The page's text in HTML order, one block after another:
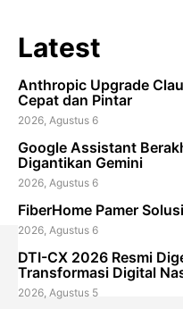
Latest
Anthropic Upgrade
Cepat dan Pintar
2026, Agustus 6
Google Assistant
Digantikan Gemini
2026, Agustus 6
FiberHome Pamer
2026, Agustus 6
DTI-CX 2026 Resmi
Transformasi Digital
2026, Agustus 5